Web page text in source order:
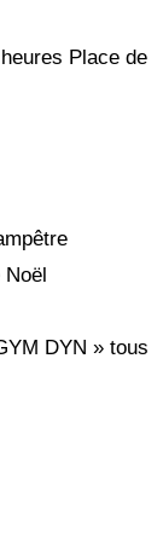
Place de
DYN » tous